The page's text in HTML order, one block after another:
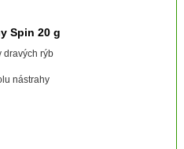
Spin 20 g
dravých rýb
nástrahy